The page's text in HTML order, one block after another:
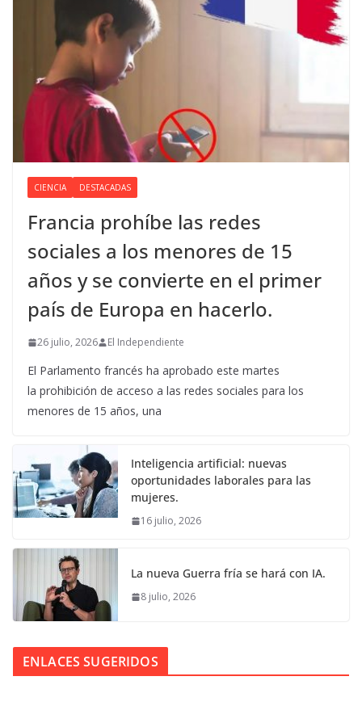
CIENCIA DESTACADAS
Francia prohíbe las redes
sociales a los menores de 15
años y se convierte en el primer
país de Europa en hacerlo.
26 julio, 2026 El Independiente
El Parlamento francés ha aprobado este martes
la prohibición de acceso a las redes sociales para los
menores de 15 años, una
Inteligencia artificial: nuevas
oportunidades laborales para las
mujeres.
16 julio, 2026
La nueva Guerra fría se hará con IA.
8 julio, 2026
ENLACES SUGERIDOS